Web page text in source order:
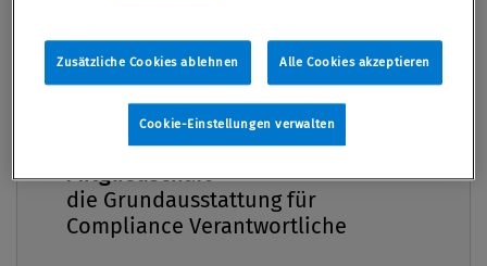
Unanständige Compliance? Der Managementautor
Reinhard Sprenger entwickelt in seinem Buch „Das
Führung ausmacht. Zu Beginn zitiert Sprenger den
Theologen Dietrich Bonhoeffer: „Wenn wir nicht den
Compliance Praxis Premium
Mitgliedschaft -
die Grundausstattung für
Compliance Verantwortliche
Zusätzliche Cookies ablehnen Alle Cookies akzeptieren
Cookie-Einstellungen verwalten